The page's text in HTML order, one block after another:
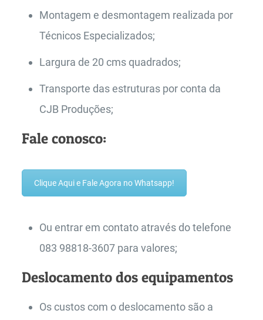
Montagem e desmontagem realizada por
Técnicos Especializados;
Largura de 20 cms quadrados;
Transporte das estruturas por conta da
CJB Produções;
Fale conosco:
Clique Aqui e Fale Agora no Whatsapp!
Ou entrar em contato através do telefone
083 98818-3607 para valores;
Deslocamento dos equipamentos
Os custos com o deslocamento são a